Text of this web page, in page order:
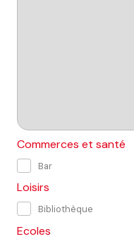
Commerces et santé
Bar
Loisirs
Bibliothèque
Ecoles